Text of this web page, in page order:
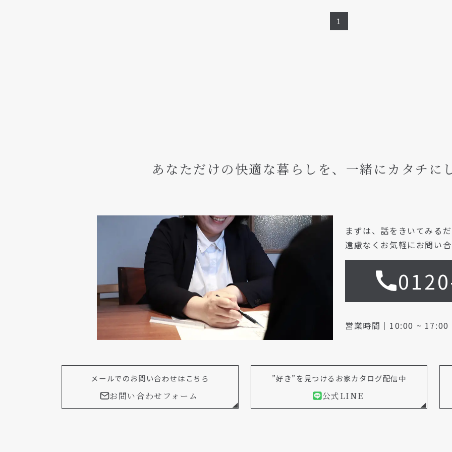
1
あなただけの快適な暮らしを、 一緒にカタチに
まずは、話をきいてみる
遠慮なくお気軽にお問い合
営業時間｜10:00 ~ 17:00
メールでのお問い合わせはこちら
お問い合わせフォーム
”好き”を見つけるお家カタログ配信中
公式LINE